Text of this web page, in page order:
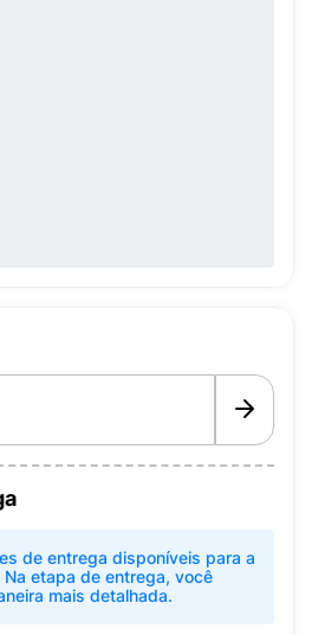
de entrega disponíveis para a
etapa de entrega, você
mais detalhada.